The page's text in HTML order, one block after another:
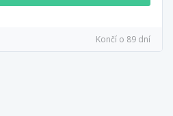
Končí o 89 dní